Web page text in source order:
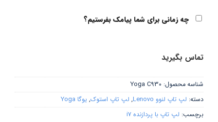
چه زمانی برای شما پیامک بفرستیم؟
تماس بگیرید
شناسه محصول: Yoga C930
دسته: لپ تاپ لنوو Lenovo , لپ تاپ استوک, یوگا Yoga
برچسب: لپ تاپ با پردازنده i7